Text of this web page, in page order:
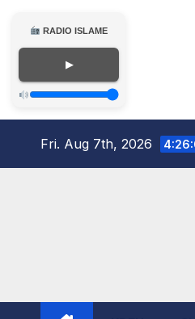
RADIO ISLAME
▶
Fri. Aug 7th, 2026